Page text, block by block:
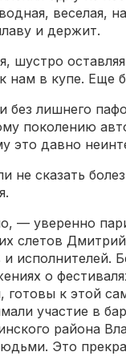
веселая,
и держит.
шустро
нам в купе. Еще
без лишнего
поколению
это давно
не сказать
— уверенно
слетов
исполнителей.
о
к этой
участие в
района
Это